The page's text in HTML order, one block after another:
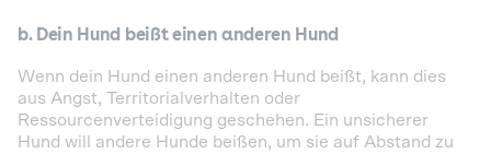
b. Dein Hund beißt einen anderen Hund
Wenn dein Hund einen anderen Hund beißt, kann dies
aus Angst, Territorialverhalten oder
Ressourcenverteidigung geschehen. Ein unsicherer
Hund will andere Hunde beißen, um sie auf Abstand zu